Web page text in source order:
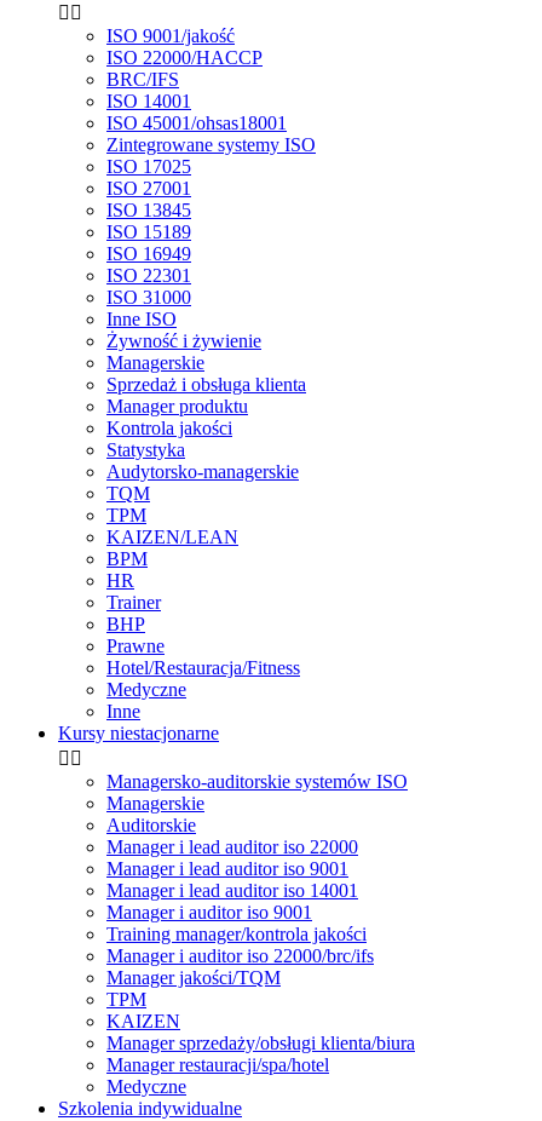
 
ISO 9001/jakość
ISO 22000/HACCP
BRC/IFS
ISO 14001
ISO 45001/ohsas18001
Zintegrowane systemy ISO
ISO 17025
ISO 27001
ISO 13845
ISO 15189
ISO 16949
ISO 22301
ISO 31000
Inne ISO
Żywność i żywienie
Managerskie
Sprzedaż i obsługa klienta
Manager produktu
Kontrola jakości
Statystyka
Audytorsko-managerskie
TQM
TPM
KAIZEN/LEAN
BPM
HR
Trainer
BHP
Prawne
Hotel/Restauracja/Fitness
Medyczne
Inne
Kursy niestacjonarne
 
Managersko-auditorskie systemów ISO
Managerskie
Auditorskie
Manager i lead auditor iso 22000
Manager i lead auditor iso 9001
Manager i lead auditor iso 14001
Manager i auditor iso 9001
Training manager/kontrola jakości
Manager i auditor iso 22000/brc/ifs
Manager jakości/TQM
TPM
KAIZEN
Manager sprzedaży/obsługi klienta/biura
Manager restauracji/spa/hotel
Medyczne
Szkolenia indywidualne